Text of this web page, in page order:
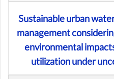
Sustainable urban
management
environmental
utilization under